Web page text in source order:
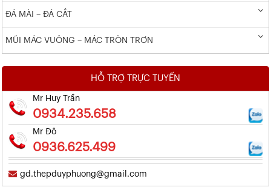
ĐÁ MÀI – ĐÁ CẮT
MŨI MÁC VUÔNG – MÁC TRÒN TRƠN
HỖ TRỢ TRỰC TUYẾN
Mr Huy Trần
0934.235.658
Mr Đô
0936.625.499
gd.thepduyphuong@gmail.com